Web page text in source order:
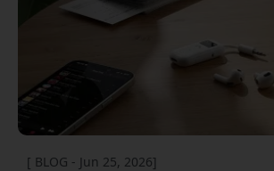
[ BLOG - Jun 25, 2026]